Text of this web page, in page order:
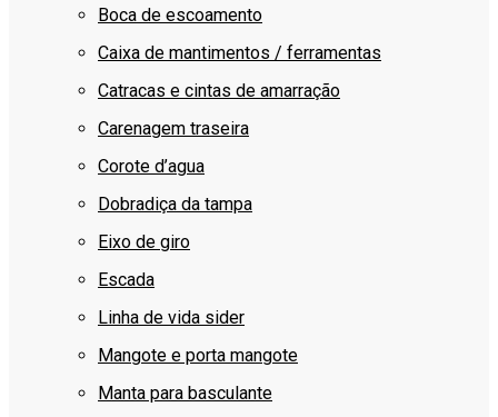
Boca de escoamento
Caixa de mantimentos / ferramentas
Catracas e cintas de amarração
Carenagem traseira
Corote d’agua
Dobradiça da tampa
Eixo de giro
Escada
Linha de vida sider
Mangote e porta mangote
Manta para basculante